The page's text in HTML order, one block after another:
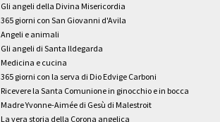
Gli angeli della Divina Misericordia
365 giorni con San Giovanni d'Avila
Angeli e animali
Gli angeli di Santa Ildegarda
Medicina e cucina
365 giorni con la serva di Dio Edvige Carboni
Ricevere la Santa Comunione in ginocchio e in bocca
Madre Yvonne-Aimée di Gesù di Malestroit
La vera storia della Corona angelica